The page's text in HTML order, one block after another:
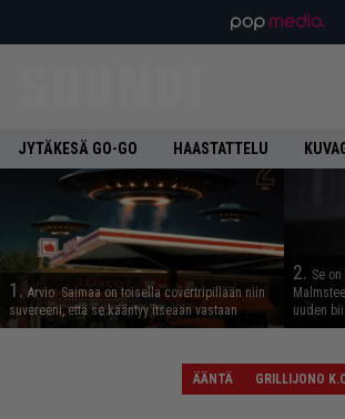
JYTÄKESÄ GO-GO HAASTATTELU
1. Arvio: Saimaa on toisella covertripillään niin
suvereeni, että se kääntyy itseään vastaan
2. Se
uuden
ÄÄNTÄ GRILLIJONO